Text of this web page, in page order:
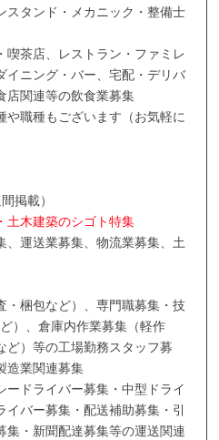
スタンド・メカニック・整備士
喫茶店、レストラン・ファミレ
イニング・バー、宅配・デリバ
関連等の飲食業募集
職種もございます（お気軽に
掲載）
土木建築のシゴト特集
、運送業募集、物流業募集、土
・梱包など）、専門職募集・技
）、倉庫内作業募集（軽作
ど）等の工場勤務スタッフ募
造業関連募集
ードライバー募集・中型ドライ
バー募集・配送補助募集・引
集・新聞配達募集等の運送関連